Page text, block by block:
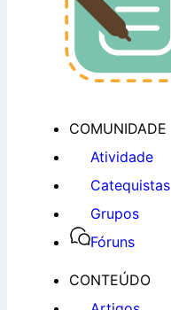
COMUNIDADE
Atividade
Catequistas
Grupos
Fóruns
CONTEÚDO